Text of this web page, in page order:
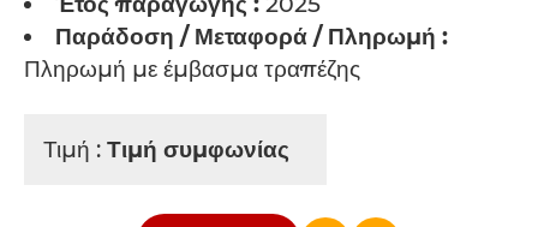
Παράδοση / Μεταφορά / Πληρωμή :
Πληρωμή με έμβασμα τραπέζης
Τιμή : Τιμή συμφωνίας